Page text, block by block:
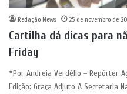
Redação News 25 de novembro de
Cartilha dá dicas para
Friday
*Por Andreia Verdélio – Repórter
Edição: Graça Adjuto A Secretaria